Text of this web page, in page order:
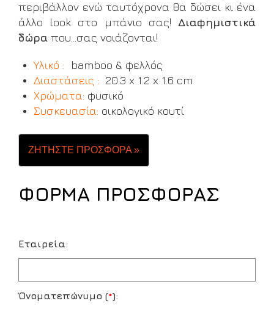
περιβάλλον ενώ ταυτόχρονα θα δώσει κι ένα
άλλο look στο μπάνιο σας! Διαφημιστικά
δώρα που...σας νοιάζονται!
Υλικό :
bamboo & φελλός
Διαστάσεις : 20.3 x 1.2 x 1.6 cm
Χρώματα: φυσικό
Συσκευασία: οικολογικό κουτί
ΖΗΤΗΣΤΕ ΠΡΟΣΦΟΡΑ »
ΦΟΡΜΑ ΠΡΟΣΦΟΡΑΣ
Εταιρεία:
Όνοματεπώνυμο (*):